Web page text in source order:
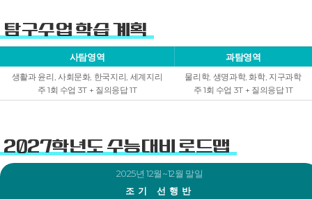
탐구수업 학습 계획
사탐영역 과탐영역
생활과 윤리, 사회문화, 한국지리, 세계지리
주 1회 수업 3T + 질의응답 1T
물리학, 생명과학, 화학, 지구과학
주 1회 수업 3T + 질의응답 1T
2027학년도 수능대비 로드맵
2025년 12월~12월 말일
조기 선행반